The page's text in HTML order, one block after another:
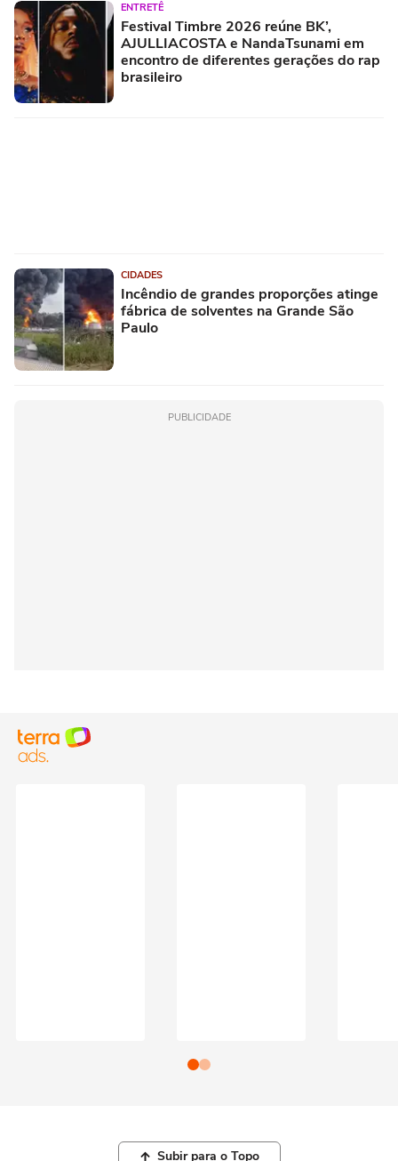
ENTRETÊ
Festival Timbre 2026 reúne BK’,
AJULLIACOSTA e NandaTsunami em
encontro de diferentes gerações do rap
brasileiro
CIDADES
Incêndio de grandes proporções atinge
fábrica de solventes na Grande São
Paulo
PUBLICIDADE
Subir para o Topo